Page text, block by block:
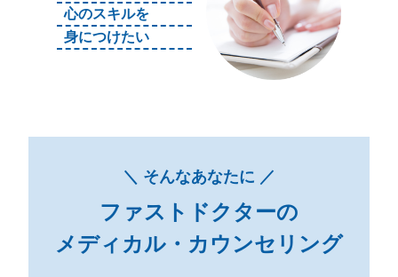
心のスキルを
身につけたい
＼ そんなあなたに ／
ファストドクターの
メディカル・カウンセリング